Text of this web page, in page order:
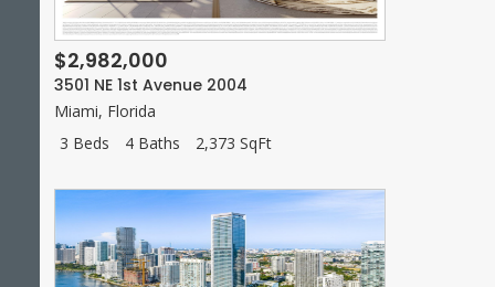
$2,982,000
3501 NE 1st Avenue 2004
Miami, Florida
3 Beds
4 Baths 2,373 SqFt